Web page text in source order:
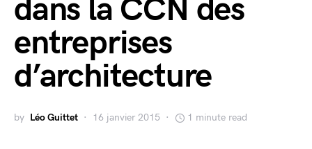
dans la CCN des
entreprises
d’architecture
by Léo Guittet 16 janvier 2015 1 minute read